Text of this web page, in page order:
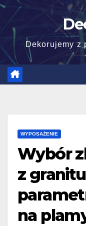
Skip
content
Dekorujemy z
WYPOSAŻENIE
Wybór
z
na